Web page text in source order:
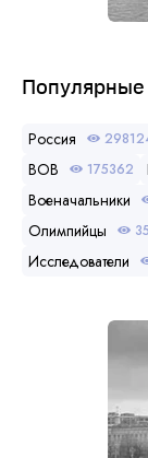
Россия
ВОВ 175362
Военачальники
Олимпийцы
Исследователи